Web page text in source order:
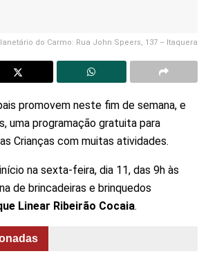
do Carmo: Rua John Speers, 137 – Itaquera
promovem neste fim de semana, e
uma programação gratuita para
Crianças com muitas atividades.
na sexta-feira, dia 11, das 9h às
de brincadeiras e brinquedos
Linear Ribeirão Cocaia.